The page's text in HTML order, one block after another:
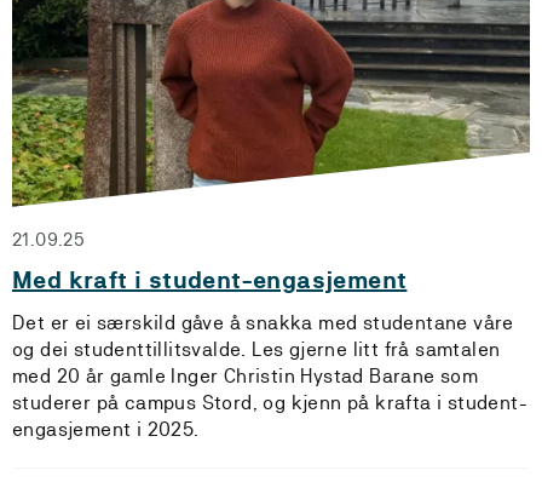
21.09.25
Med kraft i student-engasjement
Det er ei særskild gåve å snakka med studentane våre
og dei studenttillitsvalde. Les gjerne litt frå samtalen
med 20 år gamle Inger Christin Hystad Barane som
studerer på campus Stord, og kjenn på krafta i student-
engasjement i 2025.